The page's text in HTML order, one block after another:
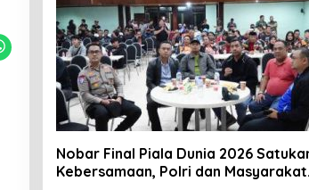
Nobar Final Piala Dunia 2026
Kebersamaan, Polri dan Masyarakat